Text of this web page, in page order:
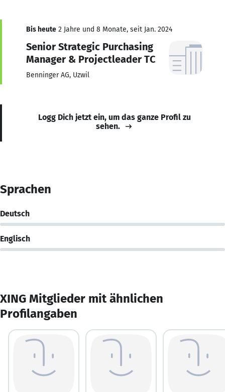
Bis heute 2 Jahre und 8 Monate, seit Jan. 2024
Senior Strategic Purchasing
Manager & Projectleader TC
Benninger AG, Uzwil
Logg Dich jetzt ein, um das ganze Profil zu
sehen.
Sprachen
Deutsch
Englisch
XING Mitglieder mit ähnlichen
Profilangaben